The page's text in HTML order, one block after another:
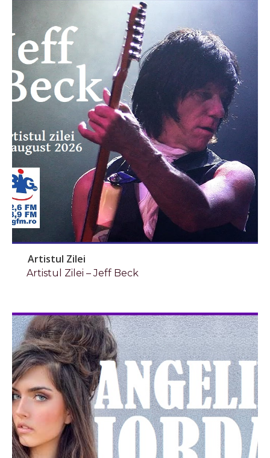
Artistul Zilei
Artistul Zilei – Jeff Beck